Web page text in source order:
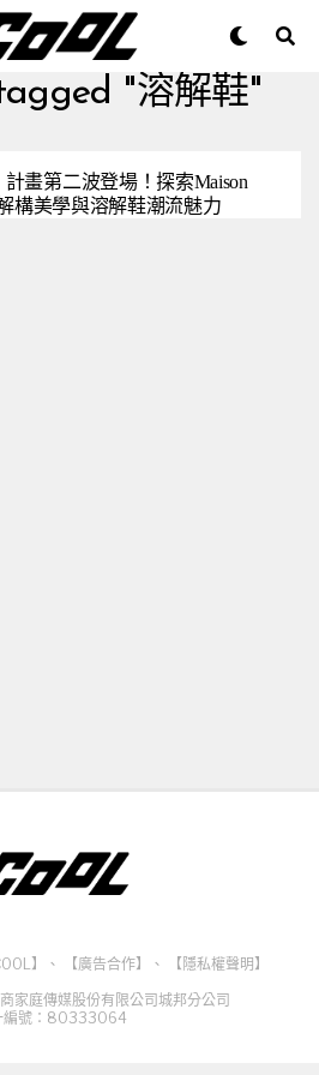
"溶解鞋"
畫第二波登場！探索Maison
構美學與溶解鞋潮流魅力
】 、 【廣告合作】 、
【隱私權聲明】
家庭傳媒股份有限公司城邦分公司
編號：80333064